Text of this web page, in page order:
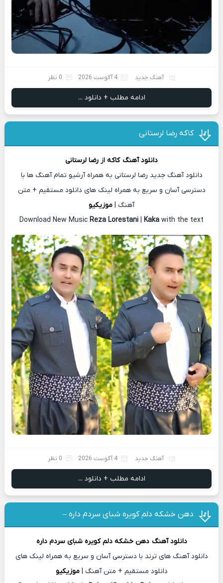
آهنگ جدید 4 آگوست 2026 0 نظر
ادامه مطلب + دانلود ...
کاکه رضا لرستانی
دانلود آهنگ کاکه از رضا لرستانی
دانلود آهنگ جدید رضا لرستانی به همراه آرشیو تمام آهنگ ها با
دسترسی آسان و سریع به همراه لینک های دانلود مستقیم + متن
آهنگ | موزیکیو
Download New Music Reza Lorestani | Kaka with the text
آهنگ جدید 4 آگوست 2026 0 نظر
ادامه مطلب + دانلود ...
دهن خشکه دلم کویره شبای سردم داره –
دانلود آهنگ دهن خشکه دلم کویره شبای سردم داره
دانلود آهنگ های ترند با دسترسی آسان و سریع به همراه لینک های
دانلود مستقیم + متن آهنگ | موزیکیو